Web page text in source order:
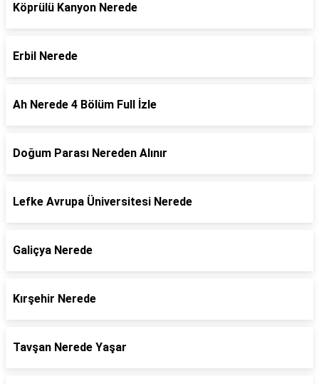
Köprülü Kanyon Nerede
Erbil Nerede
Ah Nerede 4 Bölüm Full İzle
Doğum Parası Nereden Alınır
Lefke Avrupa Üniversitesi Nerede
Galiçya Nerede
Kırşehir Nerede
Tavşan Nerede Yaşar